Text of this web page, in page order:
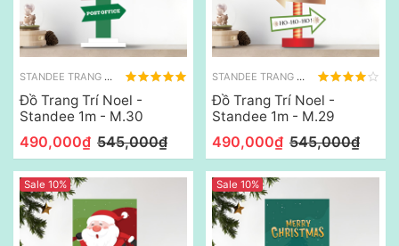
STANDEE TRANG TRÍ NOEL
Đồ Trang Trí Noel -
Standee 1m - M.30
490,000₫ 545,000₫
STANDEE TRANG TRÍ NOEL
Đồ Trang Trí Noel -
Standee 1m - M.29
490,000₫ 545,000₫
Sale 10% Sale 10%